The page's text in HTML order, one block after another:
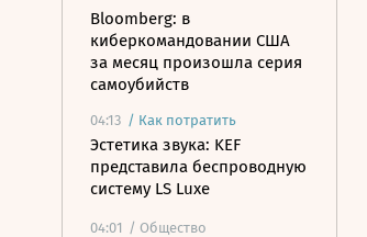
Bloomberg: в
киберкомандовании США
за месяц произошла серия
самоубийств
04:13 / Как потратить
Эстетика звука: KEF
представила беспроводную
систему LS Luxe
04:01 / Общество